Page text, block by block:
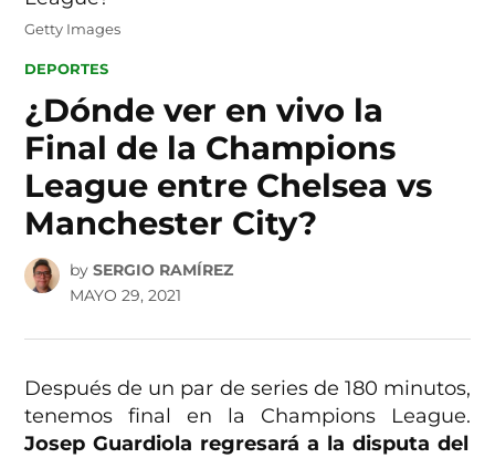
Getty Images
POSTED
DEPORTES
¿Dónde ver en vivo la
Final de la Champions
League entre Chelsea vs
Manchester City?
by SERGIO RAMÍREZ
MAYO 29, 2021
Después de un par de series de 180 minutos,
tenemos final en la Champions League.
Josep Guardiola regresará a la disputa del